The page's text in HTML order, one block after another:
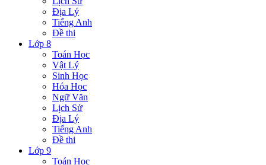
Địa Lý
Tiếng Anh
Đề thi
Lớp 8
Toán Học
Vật Lý
Sinh Học
Hóa Học
Ngữ Văn
Lịch Sử
Địa Lý
Tiếng Anh
Đề thi
Lớp 9
Toán Học